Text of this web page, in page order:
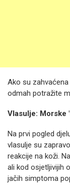
Ako su
odmah potražite
Vlasulje: Morske
Na prvi pogled
vlasulje su
reakcije na koži.
ali kod osjetljivijih
jačih simptoma